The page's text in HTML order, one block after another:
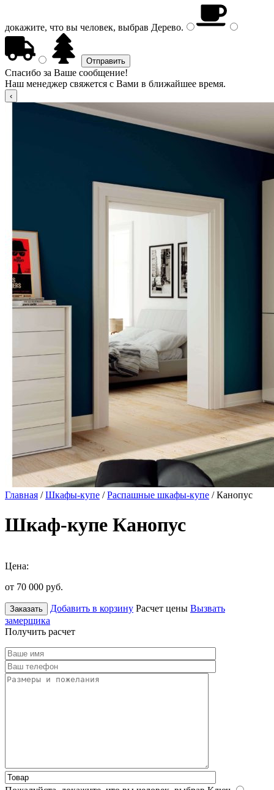
докажите, что вы человек, выбрав Дерево.
Спасибо за Ваше сообщение!
Наш менеджер свяжется с Вами в ближайшее время.
Главная /Шкафы-купе /Распашные шкафы-купе / Канопус
Шкаф-купе Канопус
Цена:
от 70 000 руб.
Заказать Добавить в корзину Расчет цены Вызвать
замерщика
Получить расчет